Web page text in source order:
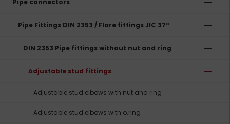
Pipe connectors
Pipe Fittings DIN 2353 / Flare fittings JIC 37º remove
DIN 2353 Pipe fittings without nut and ring remove
Adjustable stud fittings remove
Adjustable stud elbows with nut and ring
Adjustable stud elbows with o.ring